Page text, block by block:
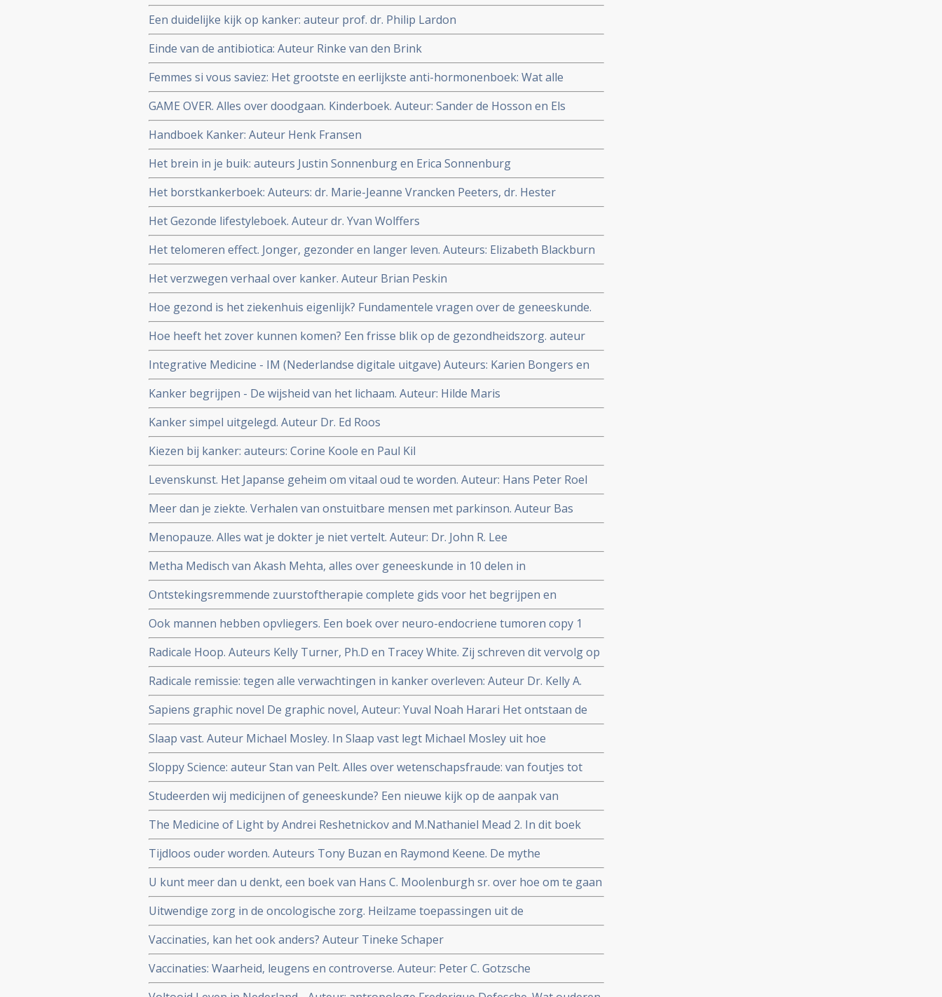
Een duidelijke kijk op kanker: auteur prof. dr. Philip Lardon
Einde van de antibiotica: Auteur Rinke van den Brink
Femmes si vous saviez: Het grootste en eerlijkste anti-hormonenboek: Wat alle
vrouwen zouden moeten weten over vooral de rol van hormonen in relatie tot
baarmoeder-, borst- en eierstokkanker. Maar ook interessant voor mannen.
GAME OVER. Alles over doodgaan. Kinderboek. Auteur: Sander de Hosson en Els
Quaegebeur. Dit boek legt uit wat we wél weten van sterven. En van een ziekte hebben
die niet meer verdwijnt. Voor kinderen vanaf 7 jaar.
Handboek Kanker: Auteur Henk Fransen
Het brein in je buik: auteurs Justin Sonnenburg en Erica Sonnenburg
Het borstkankerboek: Auteurs: dr. Marie-Jeanne Vrancken Peeters, dr. Hester
Oldenburg, Julia van Bohemen
Het Gezonde lifestyleboek. Auteur dr. Yvan Wolffers
Het telomeren effect. Jonger, gezonder en langer leven. Auteurs: Elizabeth Blackburn
en Elissa Epel
Het verzwegen verhaal over kanker. Auteur Brian Peskin
Hoe gezond is het ziekenhuis eigenlijk? Fundamentele vragen over de geneeskunde.
Auteur: oncologisch chirurg Schelto Kruijff
Hoe heeft het zover kunnen komen? Een frisse blik op de gezondheidszorg. auteur
Peter Kapitein
Integrative Medicine - IM (Nederlandse digitale uitgave) Auteurs: Karien Bongers en
Astrid Koppen.
Kanker begrijpen - De wijsheid van het lichaam. Auteur: Hilde Maris
Kanker simpel uitgelegd. Auteur Dr. Ed Roos
Kiezen bij kanker: auteurs: Corine Koole en Paul Kil
Levenskunst. Het Japanse geheim om vitaal oud te worden. Auteur: Hans Peter Roel
Meer dan je ziekte. Verhalen van onstuitbare mensen met parkinson. Auteur Bas
Bloem en Jan Heemskerk
Menopauze. Alles wat je dokter je niet vertelt. Auteur: Dr. John R. Lee
Metha Medisch van Akash Mehta, alles over geneeskunde in 10 delen in
zakboekformaat. Topper voor studenten geneeskunde
Ontstekingsremmende zuurstoftherapie complete gids voor het begrijpen en
gebruiken van natuurlijke zuurstoftherapie. Auteur Mark Sircus
Ook mannen hebben opvliegers. Een boek over neuro-endocriene tumoren copy 1
Radicale Hoop. Auteurs Kelly Turner, Ph.D en Tracey White. Zij schreven dit vervolg op
Radicale Remissie
Radicale remissie: tegen alle verwachtingen in kanker overleven: Auteur Dr. Kelly A.
Turner
Sapiens graphic novel De graphic novel, Auteur: Yuval Noah Harari Het ontstaan de
mensheid in stripverhaal
Slaap vast. Auteur Michael Mosley. In Slaap vast legt Michael Mosley uit hoe
slaapproblemen ontstaan en hoe je die met vasten, diëten, meditatie en beweging
kunt aanpakken.
Sloppy Science: auteur Stan van Pelt. Alles over wetenschapsfraude: van foutjes tot
nepcongressen
Studeerden wij medicijnen of geneeskunde? Een nieuwe kijk op de aanpak van
chronische aandoeningen. Auteur: Lieneke van de Griend (Huisarts)
The Medicine of Light by Andrei Reshetnickov and M.Nathaniel Mead 2. In dit boek
wordt uitgelegd hoe PDT met radachlorin-bremachlorin-bremechlorofyl als
fotosensitizer succesvol kankerpatienten kan helpen copy 1
Tijdloos ouder worden. Auteurs Tony Buzan en Raymond Keene. De mythe
doorprikken van leeftijdsgebonden mentale achteruitgang
U kunt meer dan u denkt, een boek van Hans C. Moolenburgh sr. over hoe om te gaan
met kanker.
Uitwendige zorg in de oncologische zorg. Heilzame toepassingen uit de
antroposofische verpleegkundige Zorg. Auteur: Toke Bezuijen
Vaccinaties, kan het ook anders? Auteur Tineke Schaper
Vaccinaties: Waarheid, leugens en controverse. Auteur: Peter C. Gotzsche